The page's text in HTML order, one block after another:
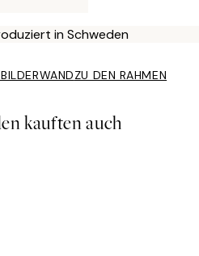
in Schweden
ZU DEN RAHMEN
kauften auch